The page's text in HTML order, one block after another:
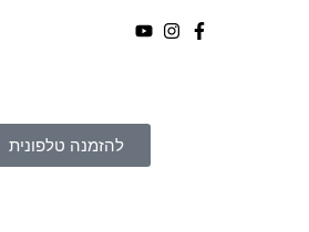
להזמנה טלפונית